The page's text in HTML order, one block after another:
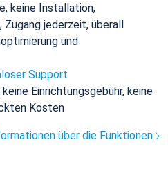
keine Installation,
jederzeit, überall
und
Support
Einrichtungsgebühr, keine
Kosten
über die Funktionen